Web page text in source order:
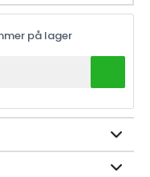
på lager